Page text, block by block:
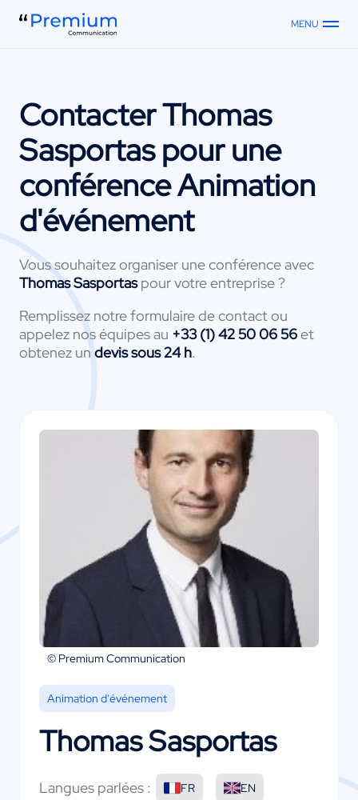
MENU
ContacterThomas
Sasportaspour une
conférence Animation
d'événement
Vous souhaitez organiser une conférence avec
Thomas Sasportaspour votre entreprise ?
Remplissez notre formulaire de contact ou
appelez nos équipes au +33 (1) 42 50 06 56et
obtenez un devis sous 24 h.
© Premium Communication
Animation d'événement
Thomas Sasportas
Langues parlées : FR EN